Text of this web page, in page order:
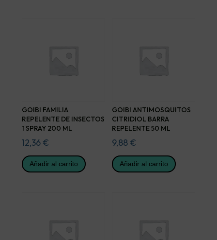
GOIBI FAMILIA
REPELENTE DE INSECTOS
1 SPRAY 200 ML
12,36 €
Añadir al carrito
GOIBI ANTIMOSQUITOS
CITRIDIOL BARRA
REPELENTE 50 ML
9,88 €
Añadir al carrito